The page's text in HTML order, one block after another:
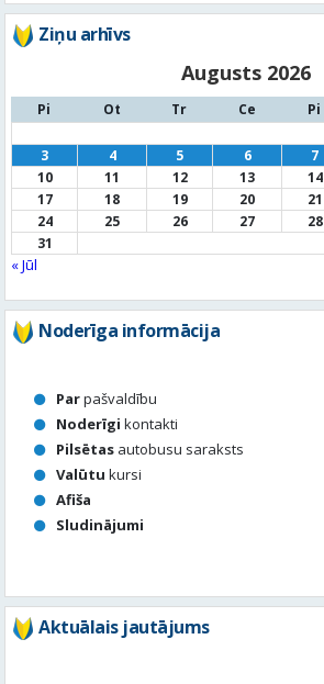
Ziņu arhīvs
Augusts 2026
Pi Ot Tr Ce Pi
3
4 5 6 7
10
11 12 13 14
17
18 19 20 21
24
25 26 27 28
31
« Jūl
Noderīga informācija
Parpašvaldību
Noderīgi kontakti
Pilsētas autobusu saraksts
Valūtu kursi
Afiša
Sludinājumi
Aktuālais jautājums